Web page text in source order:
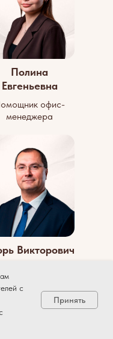
Полина
Евгеньевна
офис-
менеджера
Викторович
Директор по
техническому
развитию
с
Принять